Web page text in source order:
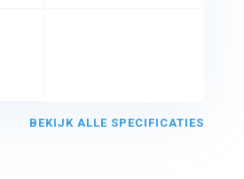
BEKIJK ALLE SPECIFICATIES